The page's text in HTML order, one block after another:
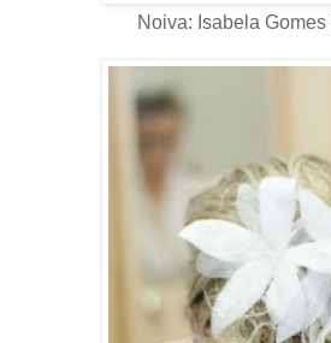
Noiva: Isabela Gomes